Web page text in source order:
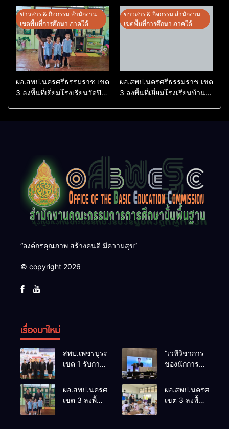
ต้นแบบ” ระดับประเทศ รุ่นที่ 3
ประจำปีงบประมาณ พ.ศ.
2569
Conference on Education
Research (ThaiCER) 2026
ข่าวสาร & กิจกรรม สำนักงาน
เขตพื้นที่การศึกษา ภาคใต้
ผอ.สพป.นครศรีธรรมราช เขต
3 ลงพื้นที่เยี่ยมโรงเรียนวัดปิยา
ข่าวสาร & กิจกรรม สำนักงาน
เขตพื้นที่การศึกษา ภาคใต้
ผอ.สพป.นครศรีธรรมราช เขต
3 ลงพื้นที่เยี่ยมโรงเรียนบ้าน
“องค์กรคุณภาพ สร้างคนดี มีความสุข”
© copyright 2026
เรื่องมาใหม่
สพป.เพชรบูรณ์
เขต 1 รับการ
ประเมินผล
เชิงประจักษ์
“เวทีวิชาการ
ของนักการ
ThaiCER
ผอ.สพป.นครศรีธรรมราช
เขต 3 ลงพื้นที่
ผอ.สพป.นครศรีธรร
เขต 3 ลงพื้นที่